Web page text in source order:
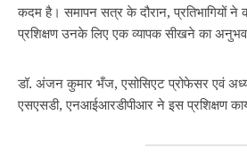
कदम है। समापन सत्र के दौरान, प्रतिभागियों
प्रशिक्षण उनके लिए एक व्यापक सीखने का अनुभव
डॉ. अंजन कुमार भँज, एसोसिएट प्रोफेसर एवं
एसएसडी, एनआईआरडीपीआर ने इस प्रशिक्षण